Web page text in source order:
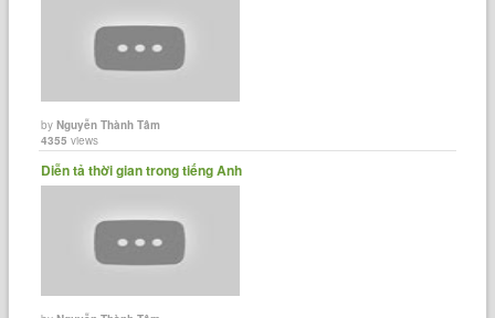
byNguyễn Thành Tâm
4355 views
Diễn tả thời gian trong tiếng Anh